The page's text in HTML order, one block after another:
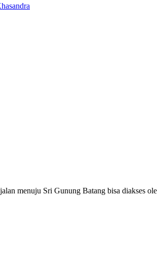
menuju Sri Gunung Batang bisa diakses